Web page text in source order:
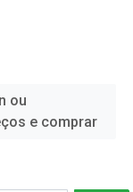
ou
e comprar